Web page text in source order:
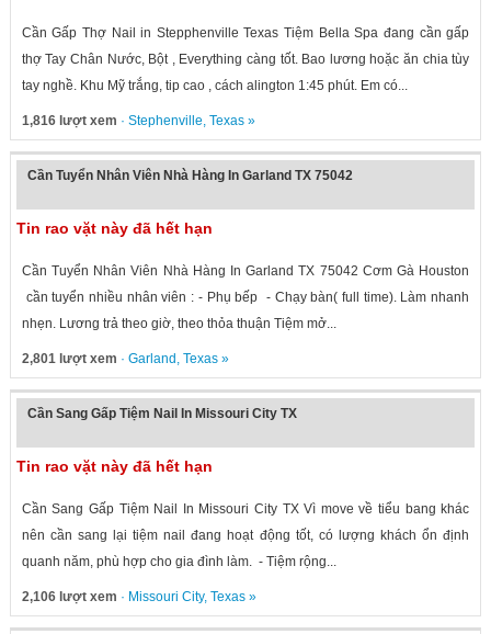
Cần Gấp Thợ Nail in Stepphenville Texas Tiệm Bella Spa đang cần gấp
thợ Tay Chân Nước, Bột , Everything càng tốt. Bao lương hoặc ăn chia tùy
tay nghề. Khu Mỹ trắng, tip cao , cách alington 1:45 phút. Em có...
1,816 lượt xem · Stephenville, Texas»
Cần Tuyển Nhân Viên Nhà Hàng In Garland TX 75042
Tin rao vặt này đã hết hạn
Cần Tuyển Nhân Viên Nhà Hàng In Garland TX 75042 Cơm Gà Houston
cần tuyển nhiều nhân viên : - Phụ bếp - Chạy bàn( full time). Làm nhanh
nhẹn. Lương trả theo giờ, theo thỏa thuận Tiệm mở...
2,801 lượt xem · Garland , Texas»
Cần Sang Gấp Tiệm Nail In Missouri City TX
Tin rao vặt này đã hết hạn
Cần Sang Gấp Tiệm Nail In Missouri City TX Vì move về tiểu bang khác
nên cần sang lại tiệm nail đang hoạt động tốt, có lượng khách ổn định
quanh năm, phù hợp cho gia đình làm. - Tiệm rộng...
2,106 lượt xem · Missouri City, Texas»